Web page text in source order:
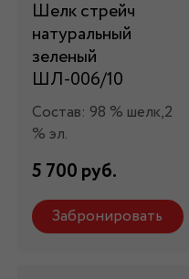
Шелк стрейч
натуральный
зеленый
ШЛ-006/10
Состав: 98 % шелк,2
% эл.
5 700 руб.
Забронировать